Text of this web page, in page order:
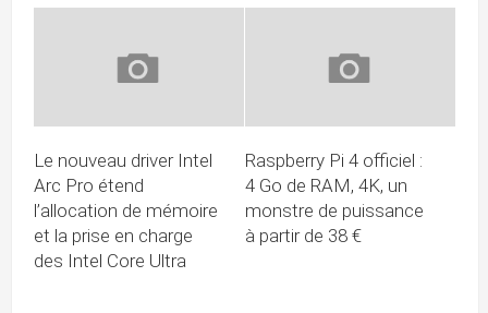
Le nouveau driver Intel
Arc Pro étend
l’allocation de mémoire
et la prise en charge
des Intel Core Ultra
Raspberry Pi 4 officiel :
4 Go de RAM, 4K, un
monstre de puissance
à partir de 38 €